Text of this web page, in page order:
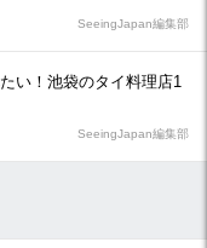
SeeingJapan編集部
い！池袋のタイ料理店1
SeeingJapan編集部